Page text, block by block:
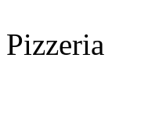
Pizzeria